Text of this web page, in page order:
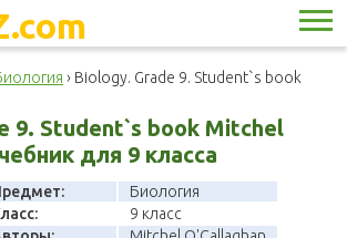
› Biology. Grade 9. Student`s book
9. Student`s book Mitchel
для 9 класса
Биология
9 класс